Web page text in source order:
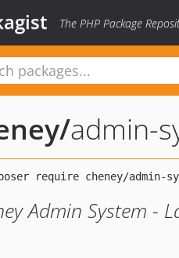
The PHP Package
/admin-
Admin System -